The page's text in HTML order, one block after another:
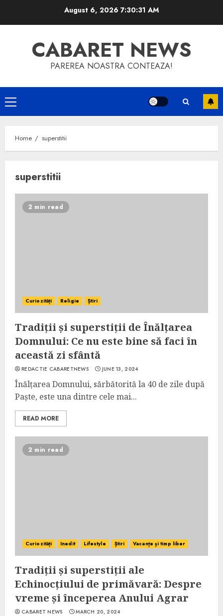
August 6, 2026 7:30:31 AM
CABARET NEWS
PAREREA NOASTRA CONTEAZA!
Primary
Menu
Home superstitii
superstitii
2 min read
Curiozități Religie Știri
Tradiții și superstiții de Înălțarea
Domnului: Ce nu este bine să faci în
această zi sfântă
REDACTIE CABARETNEWS JUNE 13, 2024
Înălțarea Domnului, sărbătorită la 40 de zile după
Paște, este una dintre cele mai...
READ MORE
2 min read
Curiozități Inedit Lifestyle Știri Vacanțe și timp liber
Tradiții și superstiții ale
Echinocțiului de primăvară: Despre
vreme și începerea Anului Agrar
CABARET NEWS MARCH 20, 2024